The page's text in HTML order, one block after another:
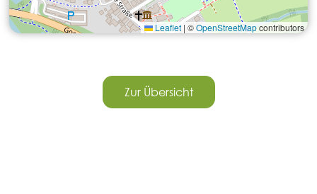
Leaflet | ©OpenStreetMapcontributors
Zur Übersicht